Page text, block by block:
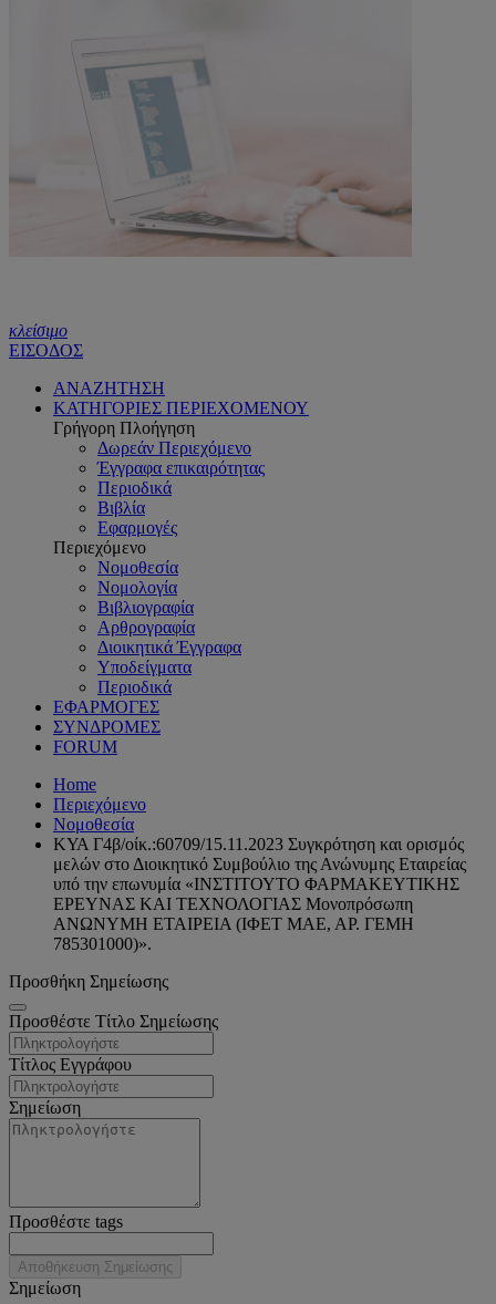
κλείσιμο
ΕΙΣΟΔΟΣ
ΑΝΑΖΗΤΗΣΗ
ΚΑΤΗΓΟΡΙΕΣ ΠΕΡΙΕΧΟΜΕΝΟΥ
Γρήγορη Πλοήγηση
Δωρεάν Περιεχόμενο
Έγγραφα επικαιρότητας
Περιοδικά
Βιβλία
Εφαρμογές
Περιεχόμενο
Νομοθεσία
Νομολογία
Βιβλιογραφία
Αρθρογραφία
Διοικητικά Έγγραφα
Υποδείγματα
Περιοδικά
ΕΦΑΡΜΟΓΕΣ
ΣΥΝΔΡΟΜΕΣ
FORUM
Home
Περιεχόμενο
Νομοθεσία
ΚΥΑ Γ4β/οίκ.:60709/15.11.2023 Συγκρότηση και ορισμός
μελών στο Διοικητικό Συμβούλιο της Ανώνυμης Εταιρείας
υπό την επωνυμία «ΙΝΣΤΙΤΟΥΤΟ ΦΑΡΜΑΚΕΥΤΙΚΗΣ
ΕΡΕΥΝΑΣ ΚΑΙ ΤΕΧΝΟΛΟΓΙΑΣ Μονοπρόσωπη
ΑΝΩΝΥΜΗ ΕΤΑΙΡΕΙΑ (ΙΦΕΤ ΜΑΕ, ΑΡ. ΓΕΜΗ
785301000)».
Προσθήκη Σημείωσης
Προσθέστε Τίτλο Σημείωσης
Τίτλος Εγγράφου
Σημείωση
Προσθέστε tags
Αποθήκευση Σημείωσης
Σημείωση